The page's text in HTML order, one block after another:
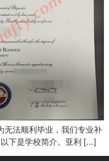
法顺利毕业，我们专业补
下是学校简介。亚利 […]